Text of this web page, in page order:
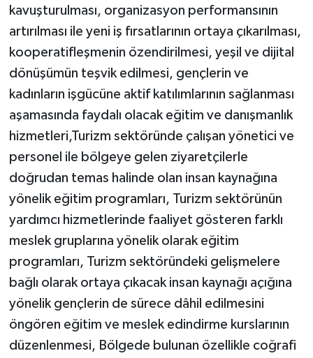
kavuşturulması, organizasyon performansının
artırılması ile yeni iş fırsatlarının ortaya çıkarılması,
kooperatifleşmenin özendirilmesi, yeşil ve dijital
dönüşümün teşvik edilmesi, gençlerin ve
kadınların işgücüne aktif katılımlarının sağlanması
aşamasında faydalı olacak eğitim ve danışmanlık
hizmetleri,Turizm sektöründe çalışan yönetici ve
personel ile bölgeye gelen ziyaretçilerle
doğrudan temas halinde olan insan kaynağına
yönelik eğitim programları, Turizm sektörünün
yardımcı hizmetlerinde faaliyet gösteren farklı
meslek gruplarına yönelik olarak eğitim
programları, Turizm sektöründeki gelişmelere
bağlı olarak ortaya çıkacak insan kaynağı açığına
yönelik gençlerin de sürece dâhil edilmesini
öngören eğitim ve meslek edindirme kurslarının
düzenlenmesi, Bölgede bulunan özellikle coğrafi